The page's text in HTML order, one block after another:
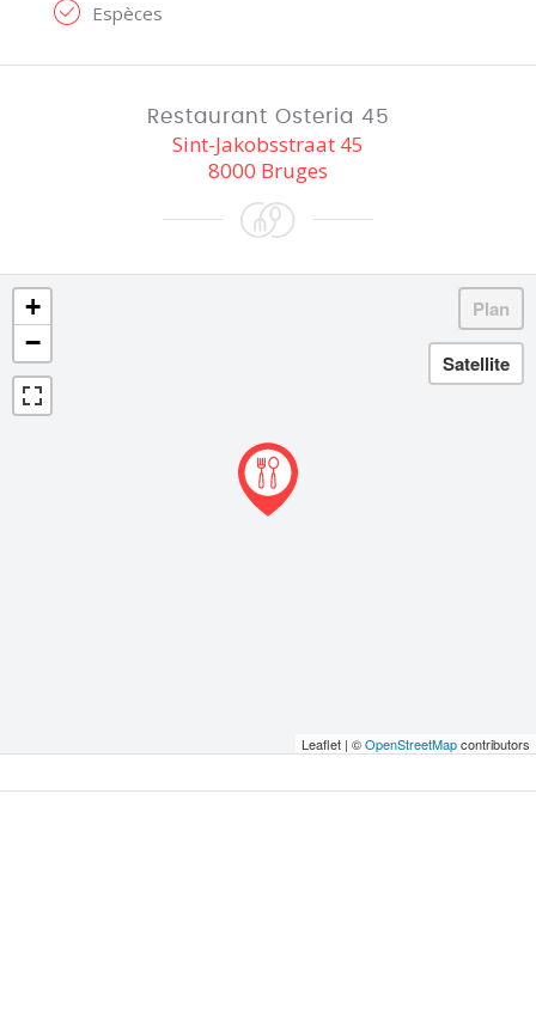
Espèces
Restaurant Osteria 45
Sint-Jakobsstraat 45
8000 Bruges
+
−
Leaflet | ©OpenStreetMapcontributors